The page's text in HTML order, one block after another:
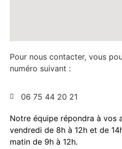
Pour nous contacter, vous
numéro suivant :
06 75 44 20 21
Notre équipe répondra à vos
vendredi de 8h à 12h et de
matin de 9h à 12h.